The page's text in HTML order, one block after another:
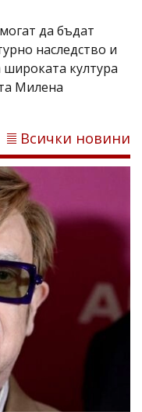
да бъдат
наследство и
широката култура
Милена
Всички новини